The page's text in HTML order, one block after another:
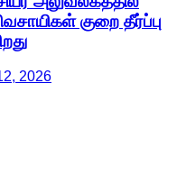
குறை தீர்ப்பு
2026